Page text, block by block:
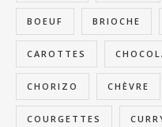
BOEUF BRIOCHE
CAROTTES
CHORIZO CHÈVRE
COURGETTES